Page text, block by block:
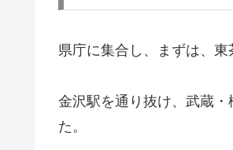
県庁に集合し、まずは、東
金沢駅を通り抜け、武蔵
た。